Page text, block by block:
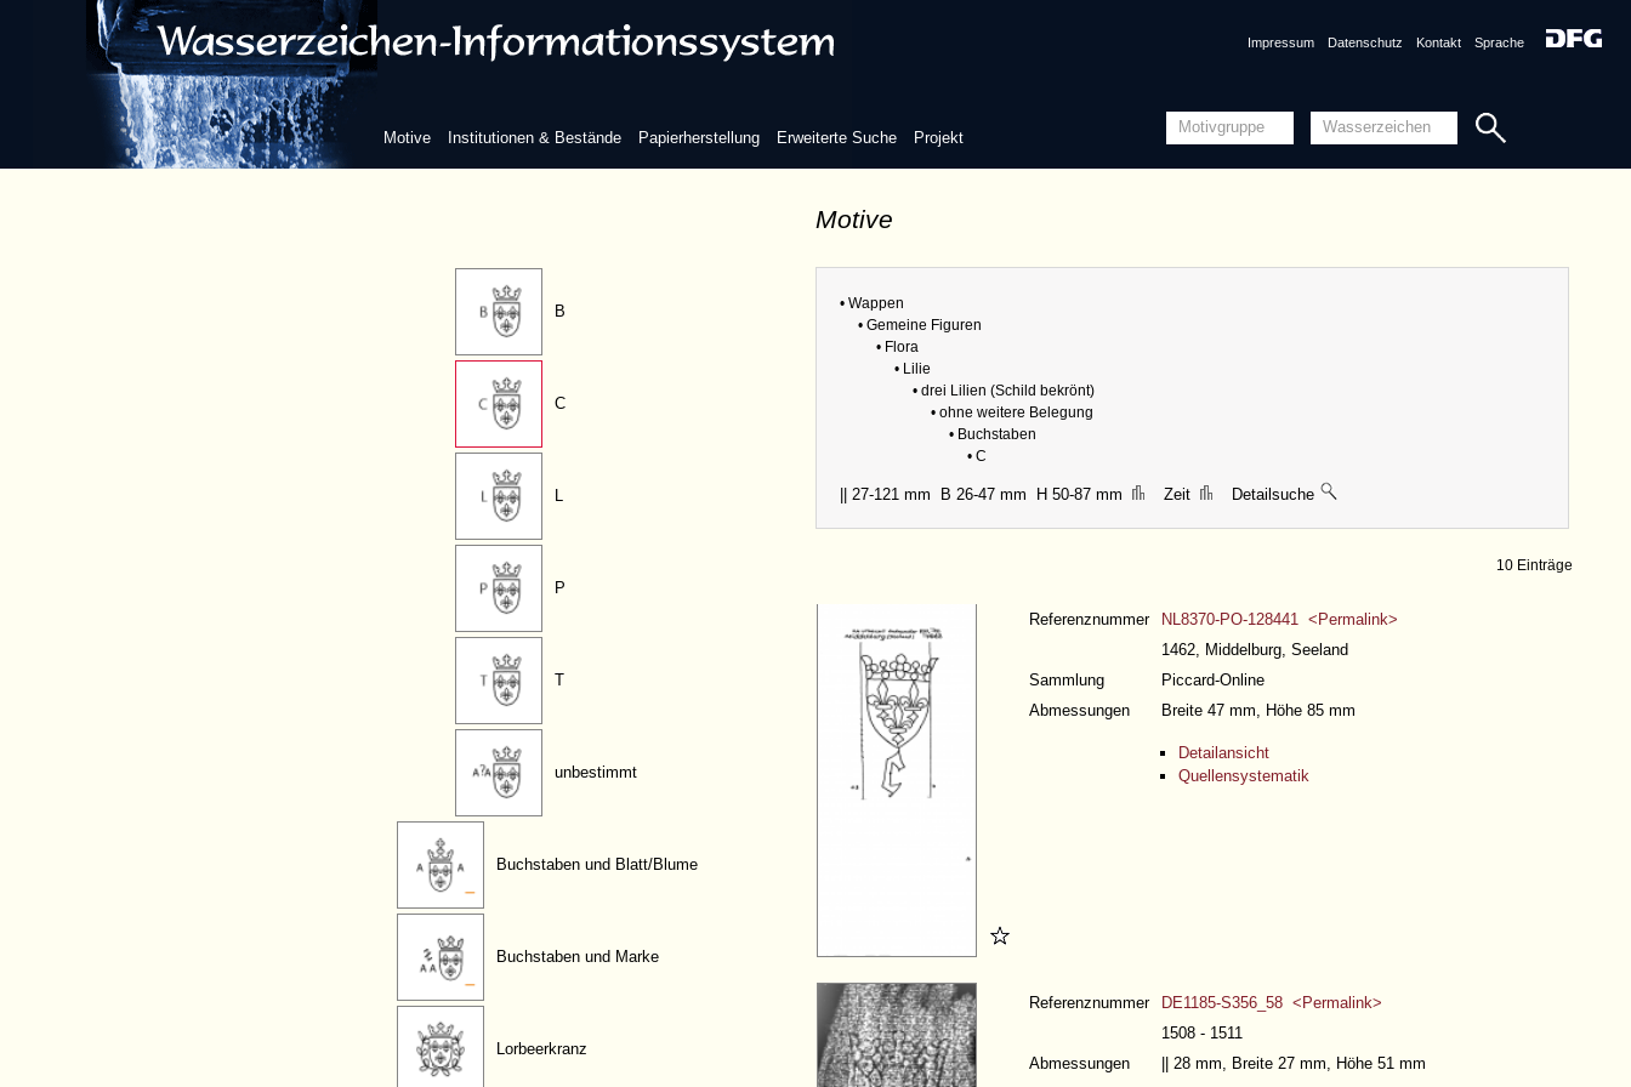
Motive Institutionen & Bestände Papierherstellung Erweiterte Suche Projekt
Impressum Datenschutz Kontakt Sprache
Motive
Vierblatt
Lilie
B
C
L
P
T
unbestimmt
Buchstaben und Blatt/Blume
Buchstaben und Marke
Lorbeerkranz
• Wappen
• Gemeine Figuren
• Flora
• Lilie
• drei Lilien (Schild bekrönt)
• ohne weitere Belegung
• Buchstaben
• C
|| 27-121 mm B 26-47 mm H 50-87 mm Zeit Detailsuche
10 Einträge
1462, Middelburg, Seeland
Referenznummer
NL8370-PO-128441 <Permalink>
1462, Middelburg, Seeland
Sammlung
Piccard-Online
Abmessungen
Breite 47 mm, Höhe 85 mm
Detailansicht
Quellensystematik
Referenznummer
DE1185-S356_58 <Permalink>
1508 - 1511
Abmessungen
|| 28 mm, Breite 27 mm, Höhe 51 mm